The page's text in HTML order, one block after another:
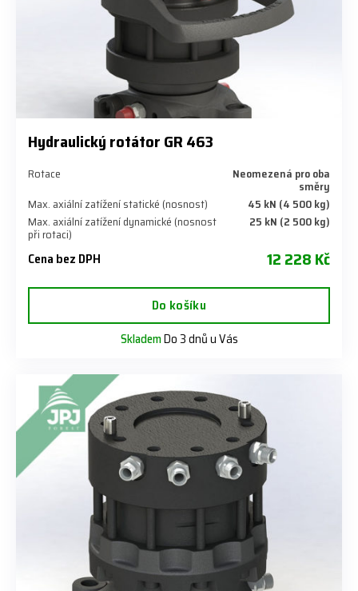
Hydraulický rotátor GR 463
Rotace Neomezená pro oba
směry
Max. axiální zatížení statické (nosnost)
45 kN (4 500 kg)
Max. axiální zatížení dynamické (nosnost
při rotaci)
25 kN (2 500 kg)
Cena bez DPH 12 228 Kč
Do košíku
SklademDo 3 dnů u Vás